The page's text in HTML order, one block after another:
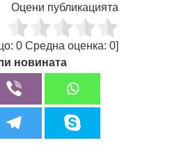
Оцени публикацията
0 Средна оценка: 0]
новината